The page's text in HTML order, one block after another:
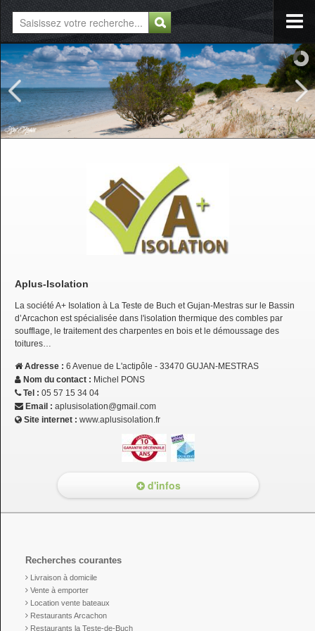
Aplus-Isolation
La société A+ Isolation à La Teste de Buch et Gujan-Mestras sur le Bassin
d’Arcachon est spécialisée dans l'isolation thermique des combles par
soufflage, le traitement des charpentes en bois et le démoussage des
toitures…
Adresse : 6 Avenue de L'actipôle - 33470 GUJAN-MESTRAS
Nom du contact : Michel PONS
Tel : 05 57 15 34 04
Email : aplusisolation@gmail.com
Site internet : www.aplusisolation.fr
d'infos
Recherches courantes
Livraison à domicile
Vente à emporter
Location vente bateaux
Restaurants Arcachon
Restaurants la Teste-de-Buch